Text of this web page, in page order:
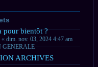
pour bientôt ?
« dim. nov. 03, 2024 4:47 am
GENERALE
ARCHIVES